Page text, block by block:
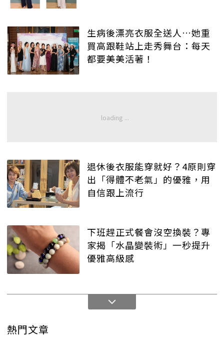
生病後漂亮衣服全送人…她重
買高跟鞋站上走秀舞台：每天
都要美美活著！
退休後衣服能穿就好？4原則穿
出「得體不老氣」的優雅，用
自信跟上流行
下班趕正式餐會沒空換裝？專
家揭「水晶變裝術」一秒提升
優雅高級感
熱門文章